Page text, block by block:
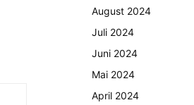
August 2024
Juli 2024
Juni 2024
Mai 2024
April 2024